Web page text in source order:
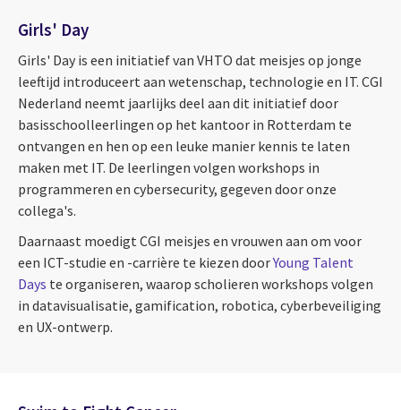
Girls' Day
Girls' Day is een initiatief van VHTO dat meisjes op jonge
leeftijd introduceert aan wetenschap, technologie en IT. CGI
Nederland neemt jaarlijks deel aan dit initiatief door
basisschoolleerlingen op het kantoor in Rotterdam te
ontvangen en hen op een leuke manier kennis te laten
maken met IT. De leerlingen volgen workshops in
programmeren en cybersecurity, gegeven door onze
collega's.
Daarnaast moedigt CGI meisjes en vrouwen aan om voor
een ICT-studie en -carrière te kiezen doorYoung Talent
Days te organiseren, waarop scholieren workshops volgen
in datavisualisatie, gamification, robotica, cyberbeveiliging
en UX-ontwerp.